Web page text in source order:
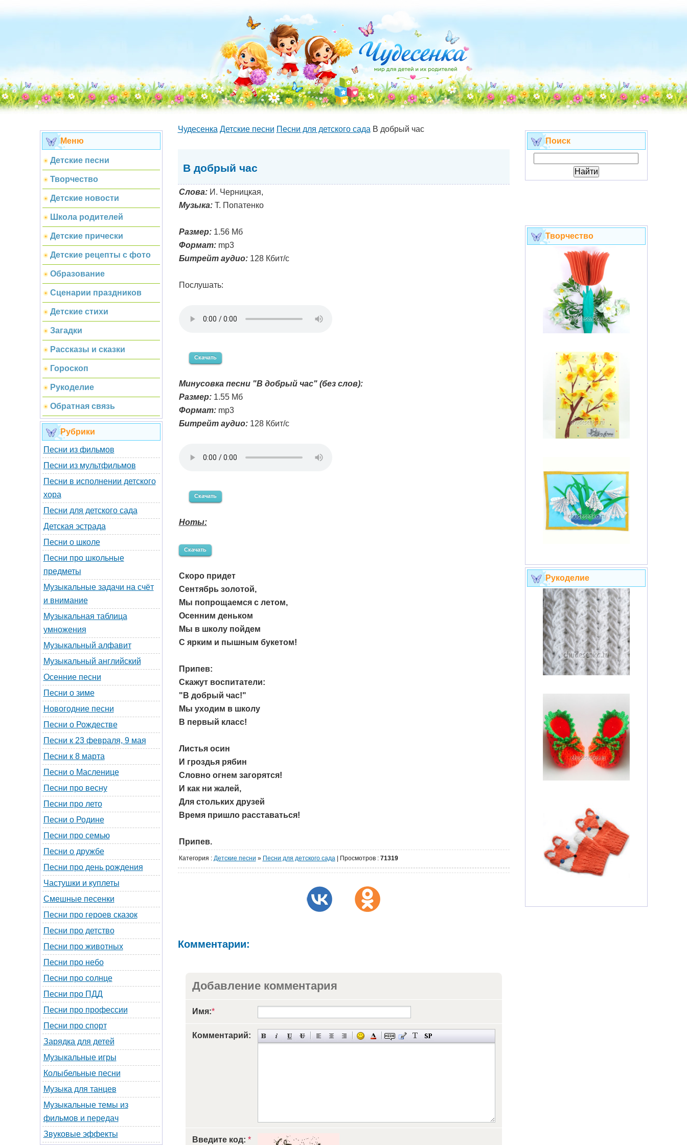
Меню
Детские песни
Творчество
Детские новости
Школа родителей
Детские прически
Детские рецепты с фото
Образование
Сценарии праздников
Детские стихи
Загадки
Рассказы и сказки
Гороскоп
Рукоделие
Обратная связь
Рубрики
Песни из фильмов
Песни из мультфильмов
Песни в исполнении детского
хора
Песни для детского сада
Детская эстрада
Песни о школе
Песни про школьные
предметы
Музыкальные задачи на счёт
и внимание
Музыкальная таблица
умножения
Музыкальный алфавит
Музыкальный английский
Осенние песни
Песни о зиме
Новогодние песни
Песни о Рождестве
Песни к 23 февраля, 9 мая
Песни к 8 марта
Песни о Масленице
Песни про весну
Песни про лето
Песни о Родине
Песни про семью
Песни о дружбе
Песни про день рождения
Частушки и куплеты
Смешные песенки
Песни про героев сказок
Песни про детство
Песни про животных
Песни про небо
Песни про солнце
Песни про ПДД
Песни про профессии
Песни про спорт
Зарядка для детей
Музыкальные игры
Колыбельные песни
Музыка для танцев
Музыкальные темы из
фильмов и передач
Звуковые эффекты
Чудесенка Детские песни Песни для детского сада В добрый час
В добрый час
Слова:И. Черницкая,
Музыка:Т. Попатенко
Размер:1.56 Мб
Формат:mp3
Битрейт аудио:128 Кбит/с
Послушать:
Скачать
Минусовка песни "В добрый час" (без слов):
Размер:1.55 Мб
Формат:mp3
Битрейт аудио:128 Кбит/с
Скачать
Ноты:
Скачать
Скоро придет
Сентябрь золотой,
Мы попрощаемся с летом,
Осенним деньком
Мы в школу пойдем
С ярким и пышным букетом!
Припев:
Скажут воспитатели:
"В добрый час!"
Мы уходим в школу
В первый класс!
Листья осин
И гроздья рябин
Словно огнем загорятся!
И как ни жалей,
Для стольких друзей
Время пришло расставаться!
Припев.
Категория : Детские песни » Песни для детского сада | Просмотров : 71319
Комментарии:
Добавление комментария
Имя:*
Комментарий:
Введите код: *
Поиск
Творчество
Рукоделие